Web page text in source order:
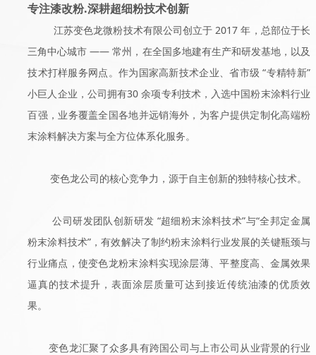
专注漆改粉.深耕超细粉技术创新
江苏变色龙微粉技术有限公司创立于 2017 年，总部位于长
三角中心城市 —— 常州，在全国多地建有生产和研发基地，以及
技术打样服务网点。作为国家高新技术企业、省市级 “专精特新”
小巨人企业，公司拥有30 余项专利技术，入选中国粉末涂料行业
百强，业务覆盖全国各地并远销海外，为客户提供定制化高端粉
末涂料解决方案与全方位体系化服务。
变色龙公司的核心竞争力，源于自主创新的独特核心技术。
公司研发团队创新研发 “超细粉末涂料技术”与“全邦定金属
粉末涂料技术”，有效解决了制约粉末涂料行业发展的关键瓶颈与
行业痛点，使变色龙粉末涂料实现涂层薄、平整度高、金属效果
逼真的技术提升，表面涂层质量可达到接近传统油漆的优质效
果。
变色龙汇聚了众多具有跨国公司与上市公司从业背景的行业